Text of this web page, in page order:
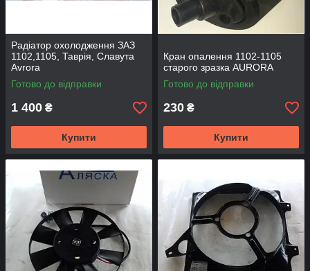
Радіатор охолодження ЗАЗ
1102,1105, Таврія, Славута
Avrora
Готово до відправки
1 400 ₴
Купити
Кран опалення 1102-1105
старого зразка AURORA
Готово до відправки
230 ₴
Купити